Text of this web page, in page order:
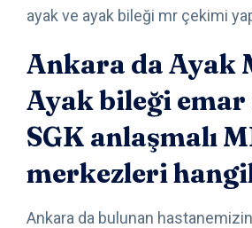
ayak ve ayak bileği mr çekimi
Ankara da Ayak
Ayak bileği emar
SGK anlaşmalı
merkezleri
Ankara da bulunan